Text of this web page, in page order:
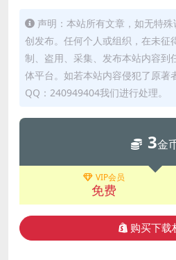
声明：本站所有文章，如无特
创发布。任何个人或组织，在未征
制、盗用、采集、发布本站内容到
体平台。如若本站内容侵犯了原著
QQ：240949404我们进行处理。
3金
VIP会员
免费
购买下载